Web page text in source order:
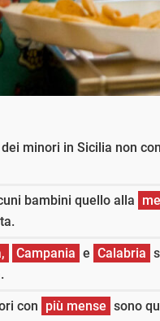
dei minori in Sicilia non
bambini quello alla
Campania e Calabria
con più mense sono